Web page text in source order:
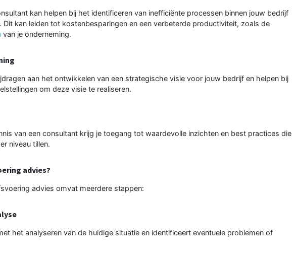
kan helpen bij het identificeren van inefficiënte processen binnen jouw bedrijf
Dit kan leiden tot kostenbesparingen en een verbeterde productiviteit, zoals de
van je onderneming.
aan het ontwikkelen van een strategische visie voor jouw bedrijf en helpen bij
om deze visie te realiseren.
van een consultant krijg je toegang tot waardevolle inzichten en best practices die
niveau tillen.
advies?
advies omvat meerdere stappen:
het analyseren van de huidige situatie en identificeert eventuele problemen of